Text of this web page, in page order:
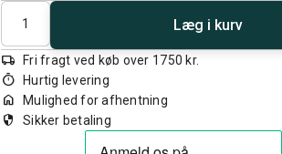
Antal
Læg i kurv
local_shipping Fri fragt ved køb over 1750 kr.
timer Hurtig levering
home Mulighed for afhentning
security Sikker betaling